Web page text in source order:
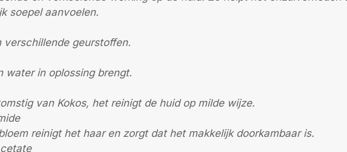
soepel aanvoelen.
geurstoffen.
water in oplossing brengt.
van Kokos, het reinigt de huid op milde wijze.
reinigt het haar en zorgt dat het makkelijk doorkambaar is.